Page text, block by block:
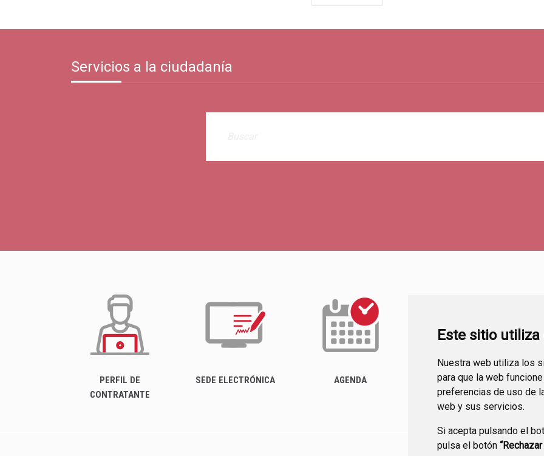
Este sitio
Nuestra web utiliza los
para que la web
preferencias de uso de
web y sus servicios.
Si acepta pulsando el
pulsa el botón
Servicios a la ciudadanía
PERFIL DE
CONTRATANTE
SEDE ELECTRÓNICA AGENDA ACTUALIDAD